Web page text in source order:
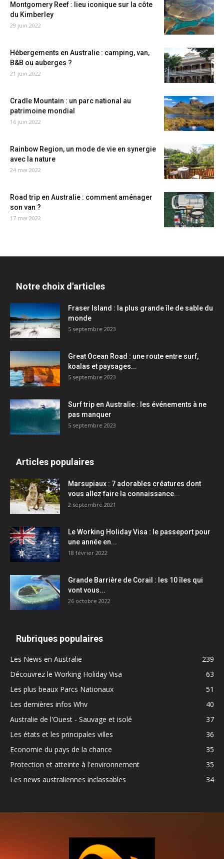
Montgomery Reef : lieu iconique sur la côte
du Kimberley
29 juin 2022
Hébergements en Australie : camping, van,
B&B ou auberges ?
21 juin 2022
Cradle Mountain : un parc national au
patrimoine mondial
16 juin 2022
Rainbow Region, un mode de vie en synergie
avec la nature
24 mai 2022
Road trip en Australie : comment aménager
son van ?
17 mai 2022
Notre choix d'articles
Fraser Island : la plus grande île de sable du
monde
5 septembre 2023
Great Ocean Road : une route entre surf,
koalas et paysages...
5 septembre 2023
Surf trip en Australie : les événements à ne
pas manquer
5 septembre 2023
Articles populaires
Marsupiaux : 7 adorables créatures dont
vous allez faire la connaissance...
2 septembre 2021
Le Working Holiday Visa : le passeport pour
une année en...
18 février 2022
Grande Barrière de Corail : les 10 îles qui
vont vous...
26 octobre 2022
Rubriques populaires
Les News en Australie
239
Découvrez le Working Holiday Visa
63
Les plus beaux Parcs Nationaux
51
Les dernières infos Whv
40
Australie de l'Ouest - Sauvage et isolé
37
Les états et les principales villes
36
Economie du pays de la chance
35
Protection et atteinte à l'environnement
35
Les news australiennes inclassables
34